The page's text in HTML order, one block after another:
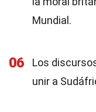
Mundial.
06
Los
unir a